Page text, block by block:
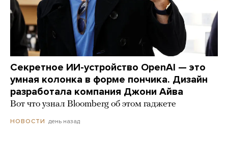
Секретное ИИ-устройство OpenAI — это
умная колонка в форме пончика. Дизайн
разработала компания Джони Айва
Вот что узнал Bloomberg об этом гаджете
НОВОСТИ день назад